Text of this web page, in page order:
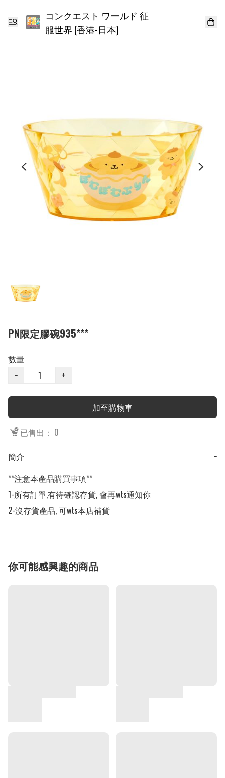
コンクエスト ワールド 征
服世界 (香港-日本)
PN限定膠碗935***
數量
−
+
加至購物車
已售出： 0
簡介
−
**注意本產品購買事項**
1-所有訂單,有待確認存貨, 會再wts通知你
2-沒存貨產品, 可wts本店補貨
你可能感興趣的商品